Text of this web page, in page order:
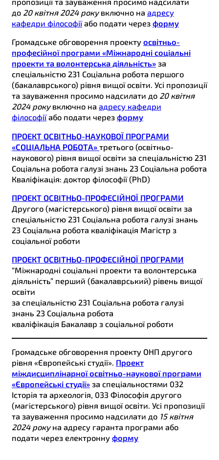
до 20 квітня 2024 рокувключно на адресу
кафедри філософіїабо подати через форму
Громадське обговорення проекту освітньо-
професійної програми «Міжнародні соціальні
проекти та волонтерська діяльність» за
спеціальністю 231 Соціальна робота першого
(бакалаврського) рівня вищої освіти. Усі пропозиції
та зауваження просимо надсилати до 20 квітня
2024 рокувключно на адресу кафедри
філософіїабо подати через форму
ПРОЕКТ ОСВІТНЬО-НАУКОВОЇ ПРОГРАМИ
«СОЦІАЛЬНА РОБОТА» третього (освітньо-
наукового) рівня вищої освіти за спеціальністю 231
Соціальна робота галузі знань 23 Соціальна робота
Кваліфікація: доктор філософії (PhD)
ПРОЕКТ ОСВІТНЬО-ПРОФЕСІЙНОЇ ПРОГРАМИ
Другого (магістерського) рівня вищої освіти за
спеціальністю 231 Соціальна робота галузі знань
23 Соціальна робота кваліфікація Магістр з
соціальної роботи
ПРОЕКТ ОСВІТНЬО-ПРОФЕСІЙНОЇ ПРОГРАМИ
“Міжнародні соціальні проекти та волонтерська
діяльність” перший (бакалаврський) рівень вищої
освіти
за спеціальністю 231 Соціальна робота галузі
знань 23 Соціальна робота
кваліфікація Бакалавр з соціальної роботи
Громадське обговорення проекту ОНП другого
рівня «Європейські студії». Проект
міждисциплінарної освітньо-наукової програми
«Європейські студії» за спеціальностями 032
Історія та археологія, 033 Філософія другого
(магістерського) рівня вищої освіти. Усі пропозиції
та зауваження просимо надсилати до 15 квітня
2024 рокуна адресу гаранта програми або
подати через електронну форму